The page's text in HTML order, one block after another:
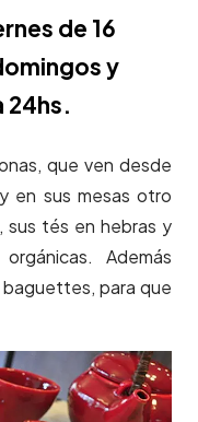
de 16
y
24hs.
que ven desde
en sus mesas otro
tés en hebras y
Además
para que